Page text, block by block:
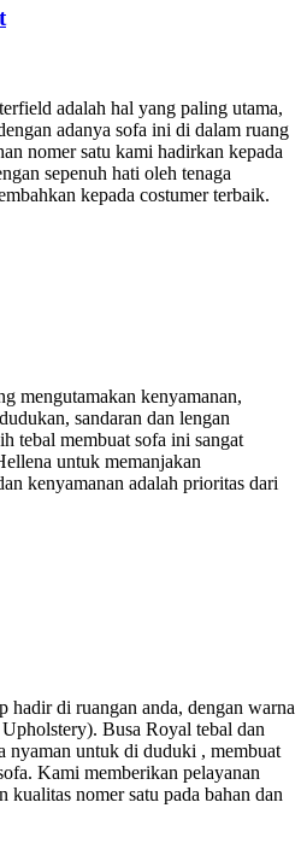
adalah hal yang paling utama,
adanya sofa ini di dalam ruang
nomer satu kami hadirkan kepada
sepenuh hati oleh tenaga
kepada costumer terbaik.
mengutamakan kenyamanan,
sandaran dan lengan
tebal membuat sofa ini sangat
untuk memanjakan
kenyamanan adalah prioritas dari
hadir di ruangan anda, dengan warna
Busa Royal tebal dan
nyaman untuk di duduki , membuat
Kami memberikan pelayanan
kualitas nomer satu pada bahan dan